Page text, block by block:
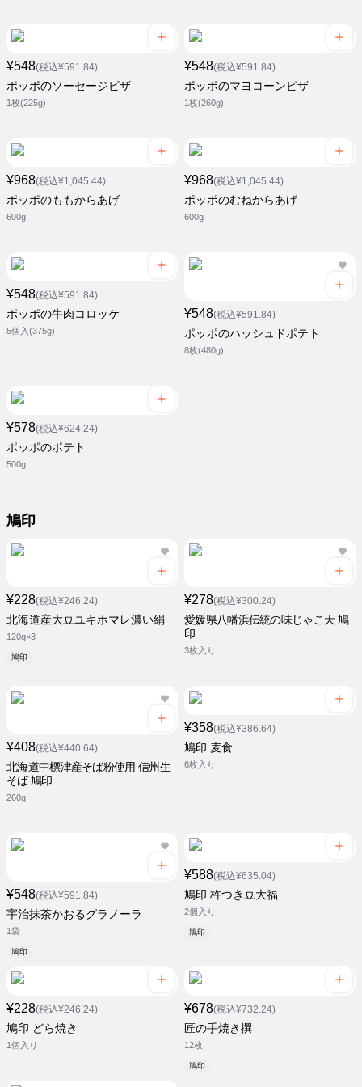
¥548(税込¥591.84)
ポッポのソーセージピザ
1枚(225g)
¥548(税込¥591.84)
ポッポのマヨコーンピザ
1枚(260g)
¥968(税込¥1,045.44)
ポッポのももからあげ
600g
¥968(税込¥1,045.44)
ポッポのむねからあげ
600g
¥548(税込¥591.84)
ポッポの牛肉コロッケ
5個入(375g)
¥548(税込¥591.84)
ポッポのハッシュドポテト
8枚(480g)
¥578(税込¥624.24)
ポッポのポテト
500g
鳩印
¥228(税込¥246.24)
北海道産大豆ユキホマレ濃い絹
120g×3
鳩印
¥278(税込¥300.24)
愛媛県八幡浜伝統の味じゃこ天 鳩
印
3枚入り
¥408(税込¥440.64)
北海道中標津産そば粉使用 信州生
そば 鳩印
260g
¥358(税込¥386.64)
鳩印 麦食
6枚入り
¥548(税込¥591.84)
宇治抹茶かおるグラノーラ
1袋
鳩印
¥588(税込¥635.04)
鳩印 杵つき豆大福
2個入り
鳩印
¥228(税込¥246.24)
鳩印 どら焼き
1個入り
¥678(税込¥732.24)
匠の手焼き撰
12枚
鳩印